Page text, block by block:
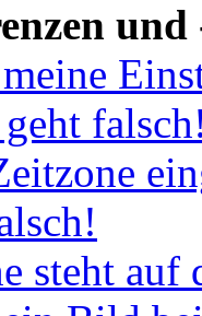
und
steht